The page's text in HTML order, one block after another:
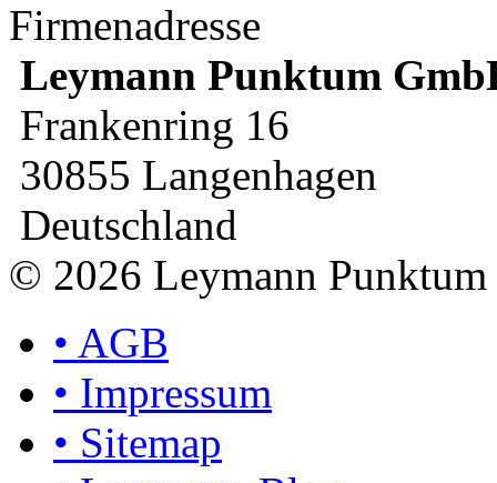
Firmenadresse
Leymann Punktum
Frankenring 16
30855 Langenhagen
Deutschland
© 2026 Leymann
• AGB
• Impressum
• Sitemap